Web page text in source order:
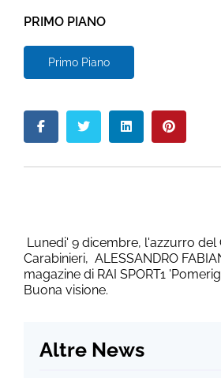
PRIMO PIANO
Primo Piano
Lunedi' 9 dicembre, l'azzurro
Carabinieri, ALESSANDRO
magazine di RAI SPORT1
Buona visione.
Altre News